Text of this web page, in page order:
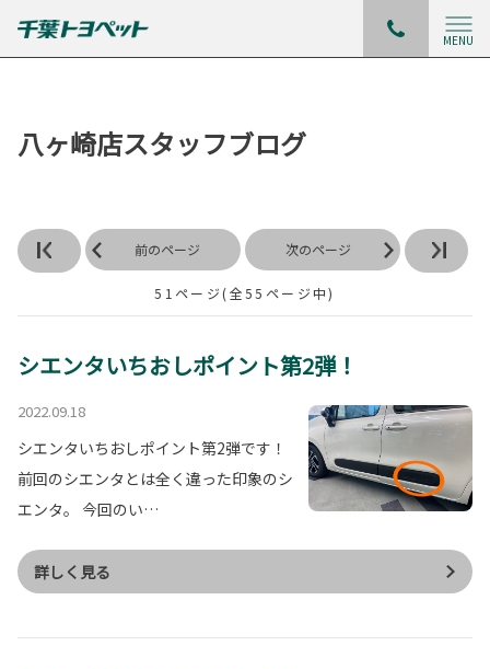
MENU
八ヶ崎店スタッフブログ
前のページ 次のページ
51ページ(全55ページ中)
シエンタいちおしポイント第2弾！
2022.09.18
シエンタいちおしポイント第2弾です！
前回のシエンタとは全く違った印象のシ
エンタ。 今回のい…
詳しく見る